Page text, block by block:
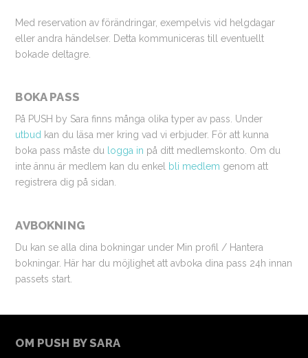
Med reservation av förändringar, exempelvis vid helgdagar
eller andra händelser. Detta kommuniceras till eventuellt
bokade deltagre.
BOKA PASS
På PUSH by Sara finns många olika typer av pass. Under
utbud kan du läsa mer kring vad vi erbjuder. För att kunna
boka pass måste du logga in på ditt medlemskonto. Om du
inte ännu är medlem kan du enkel bli medlem genom att
registrera dig på sidan.
AVBOKNING
Du kan se alla dina bokningar under Min profil / Hantera
bokningar. Här har du möjlighet att avboka dina pass 24h innan
passets start.
OM PUSH BY SARA